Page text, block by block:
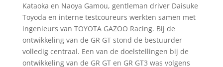
Kataoka en Naoya Gamou, gentleman driver Daisuke
Toyoda en interne testcoureurs werkten samen met
ingenieurs van TOYOTA GAZOO Racing. Bij de
ontwikkeling van de GR GT stond de bestuurder
volledig centraal. Een van de doelstellingen bij de
ontwikkeling van de GR GT en GR GT3 was volgens